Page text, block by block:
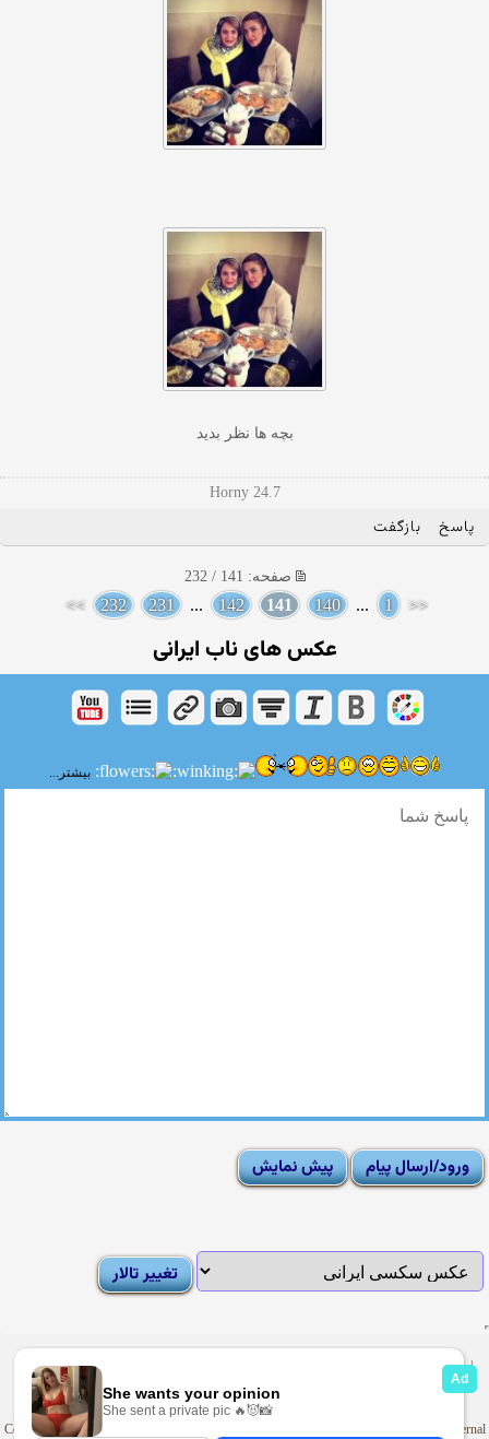
بچه ها نظر بدید
Horny 24.7
پاسخ بازگفت
صفحه: 141 / 232
<<
1
...
140
141
142
...
231
232
>>
عکس های ناب ایرانی
بیشتر...
Moderator List |
Sexy Pictures Archive
Adult Forums
Copyright © 2009-2025 . Looti Forums is not responsible for the content of external